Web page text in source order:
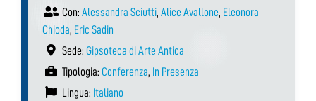
Con: Alessandra Sciutti, Alice Avallone, Eleonora
Chioda, Eric Sadin
Sede: Gipsoteca di Arte Antica
Tipologia: Conferenza, In Presenza
Lingua: Italiano